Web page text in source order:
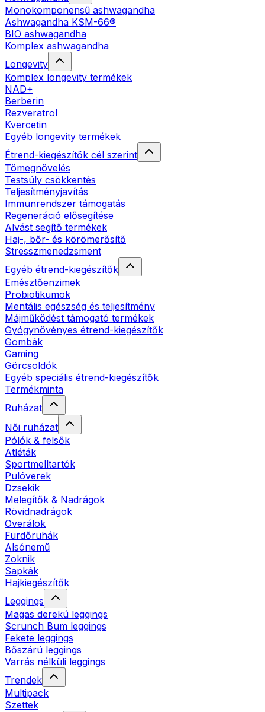
Monokomponensű ashwagandha
Ashwagandha KSM-66®
BIO ashwagandha
Komplex ashwagandha
Longevity
Komplex longevity termékek
NAD+
Berberin
Rezveratrol
Kvercetin
Egyéb longevity termékek
Étrend-kiegészítők cél szerint
Tömegnövelés
Testsúly csökkentés
Teljesítményjavítás
Immunrendszer támogatás
Regeneráció elősegítése
Alvást segítő termékek
Haj-, bőr- és körömerősítő
Stresszmenedzsment
Egyéb étrend-kiegészítők
Emésztőenzimek
Probiotikumok
Mentális egészség és teljesítmény
Májműködést támogató termékek
Gyógynövényes étrend-kiegészítők
Gombák
Gaming
Görcsoldók
Egyéb speciális étrend-kiegészítők
Termékminta
Ruházat
Női ruházat
Pólók & felsők
Atléták
Sportmelltartók
Pulóverek
Dzsekik
Melegítők & Nadrágok
Rövidnadrágok
Overálok
Fürdőruhák
Alsónemű
Zoknik
Sapkák
Hajkiegészítők
Leggings
Magas derekú leggings
Scrunch Bum leggings
Fekete leggings
Bőszárú leggings
Varrás nélküli leggings
Trendek
Multipack
Szettek